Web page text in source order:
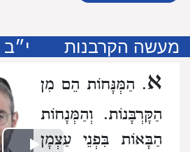
מעשה הקרבנות י״ב
א. הַמְּנָּחוֹת הֵם מִן
הַקָּרְבָּנוֹת. וְהַמְּנָחוֹת
הַבָּאוֹת בִּפְנֵי עַצְמָן